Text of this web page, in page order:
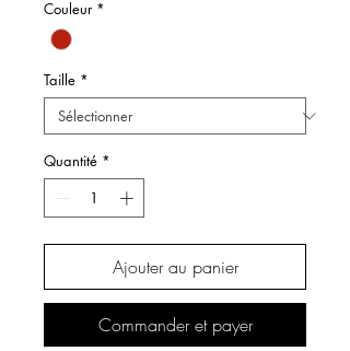
Couleur *
Taille *
Quantité *
Ajouter au panier
Commander et payer